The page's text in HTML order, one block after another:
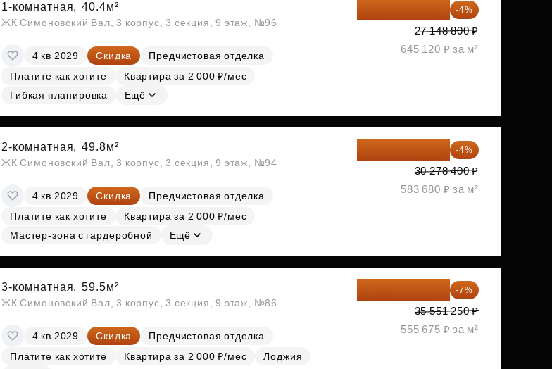
1-комнатная, 40.4м²
ЖК Симоновский Вал, 3 корпус, 3 секция, 9 этаж, №96
4 кв 2029 Скидка
Предчистовая отделка
Платите как хотите
Квартира за 2 000 ₽/мес
Гибкая планировка
Ещё
26 062 848 ₽ -4%
27 148 800 ₽
645 120 ₽ за м²
2-комнатная, 49.8м²
ЖК Симоновский Вал, 3 корпус, 3 секция, 9 этаж, №94
4 кв 2029 Скидка
Предчистовая отделка
Платите как хотите
Квартира за 2 000 ₽/мес
Мастер-зона с гардеробной
Ещё
29 067 264 ₽ -4%
30 278 400 ₽
583 680 ₽ за м²
3-комнатная, 59.5м²
ЖК Симоновский Вал, 3 корпус, 3 секция, 9 этаж, №86
4 кв 2029 Скидка
Предчистовая отделка
Платите как хотите
Квартира за 2 000 ₽/мес
Лоджия
33 062 663 ₽ -7%
35 551 250 ₽
555 675 ₽ за м²